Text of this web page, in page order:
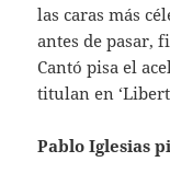
las caras más
antes de pasar,
Cantó pisa el
titulan en
Pablo Iglesias